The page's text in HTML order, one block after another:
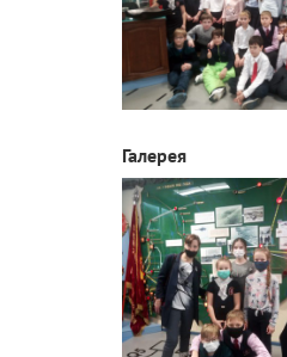
Галерея